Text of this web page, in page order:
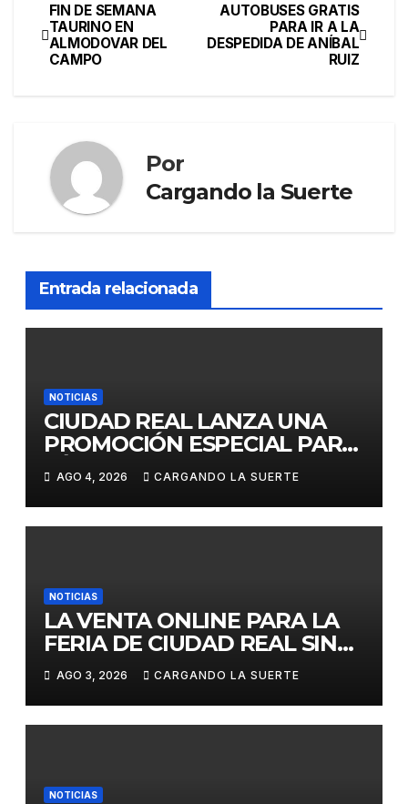
AUTOBUSES GRATIS
PARA IR A LA
DESPEDIDA DE ANÍBAL
RUIZ
FIN DE SEMANA
TAURINO EN
ALMODOVAR DEL
CAMPO
Por
Cargando la Suerte
Entrada relacionada
NOTICIAS
CIUDAD REAL LANZA UNA
PROMOCIÓN ESPECIAL PARA
JÓVENES MENORES DE 25
AÑOS EN LAS DOS GRANDES
CITAS DEL ABONO
AGO 4, 2026 CARGANDO LA SUERTE
NOTICIAS
LA VENTA ONLINE PARA LA
FERIA DE CIUDAD REAL SIN
GASTOS DE GESTION HASTA
EL DOMINGO
AGO 3, 2026 CARGANDO LA SUERTE
NOTICIAS